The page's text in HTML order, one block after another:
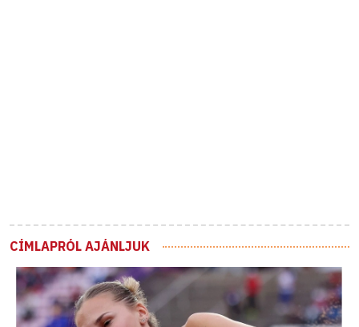
CÍMLAPRÓL AJÁNLJUK